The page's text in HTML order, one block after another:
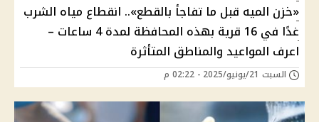
«خزن الميه قبل ما تفاجأ بالقطع».. انقطاع مياه الشرب
غدًا في 16 قرية بهذه المحافظة لمدة 4 ساعات –
اعرف المواعيد والمناطق المتأثرة
السبت 21/يونيو/2025 - 02:22 م